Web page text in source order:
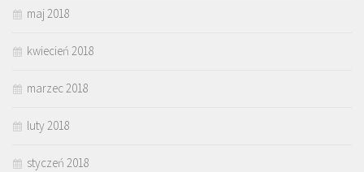
maj 2018
kwiecień 2018
marzec 2018
luty 2018
styczeń 2018